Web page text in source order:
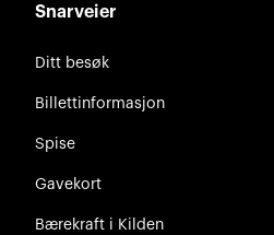
Snarveier
Ditt besøk
Billettinformasjon
Spise
Gavekort
Bærekraft i Kilden